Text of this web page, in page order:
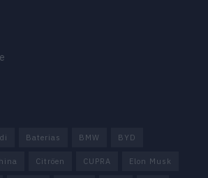
Baterias BMW BYD
Citröen CUPRA Elon Musk